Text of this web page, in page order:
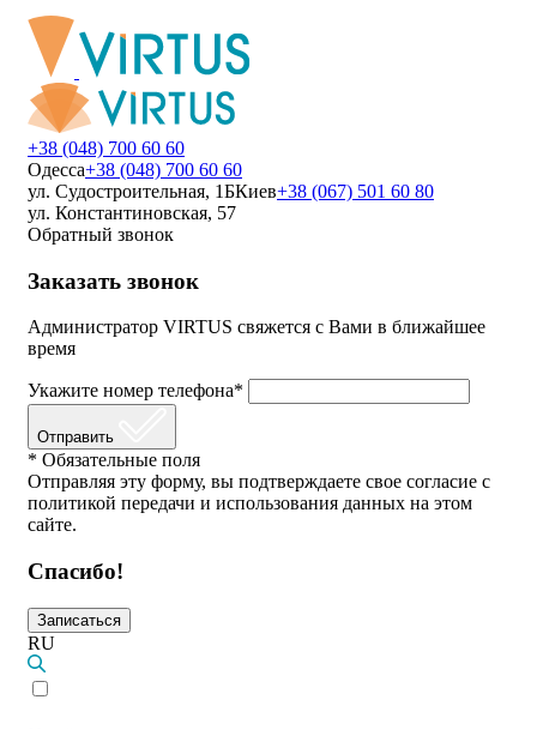
+38 (048) 700 60 60
Одесса+38 (048) 700 60 60
ул. Судостроительная, 1БКиев+38 (067) 501 60 80
ул. Константиновская, 57
Обратный звонок
Заказать звонок
Администратор VIRTUS свяжется с Вами в ближайшее
время
Укажите номер телефона*
Отправить
* Обязательные поля
Отправляя эту форму, вы подтверждаете свое согласие с
политикой передачи и использования данных на этом
сайте.
Спасибо!
Записаться
RU